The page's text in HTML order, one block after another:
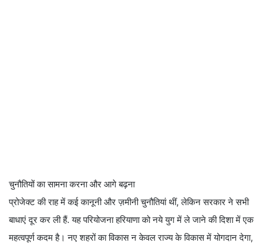
चुनौतियों का सामना करना और आगे बढ़ना
प्रोजेक्ट की राह में कई कानूनी और ज़मीनी चुनौतियां थीं, लेकिन सरकार ने सभी
बाधाएं दूर कर ली हैं. यह परियोजना हरियाणा को नये युग में ले जाने की दिशा में एक
महत्वपूर्ण कदम है। नए शहरों का विकास न केवल राज्य के विकास में योगदान देगा,